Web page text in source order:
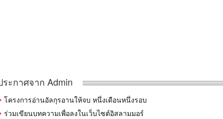
ระกาศจาก Admin
โครงการอ่านอัลกุรอานให้จบ หนึ่งเดือนหนึ่งรอบ
ร่วมเขียนบทความเพื่อลงในเว็บไซต์อิสลามมอร์